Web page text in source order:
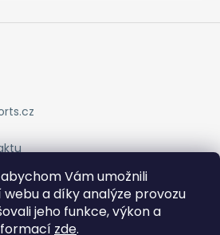
Vám umožnili
a díky analýze provozu
jeho funkce, výkon a
zde.